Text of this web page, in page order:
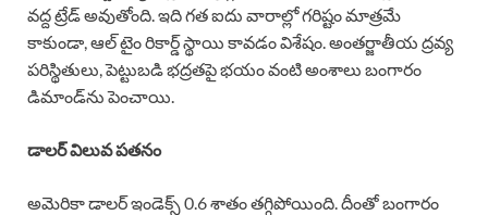
వద్ద ట్రేడ్ అవుతోంది. ఇది గత ఐదు వారాల్లో గరిష్టం మాత్రమే
కాకుండా, ఆల్ టైం రికార్డ్ స్థాయి కావడం విశేషం. అంతర్జాతీయ ద్రవ్య
పరిస్థితులు, పెట్టుబడి భద్రతపై భయం వంటి అంశాలు బంగారం
డిమాండ్‌ను పెంచాయి.
డాలర్ విలువ పతనం
అమెరికా డాలర్ ఇండెక్స్ 0.6 శాతం తగ్గిపోయింది. దీంతో బంగారం